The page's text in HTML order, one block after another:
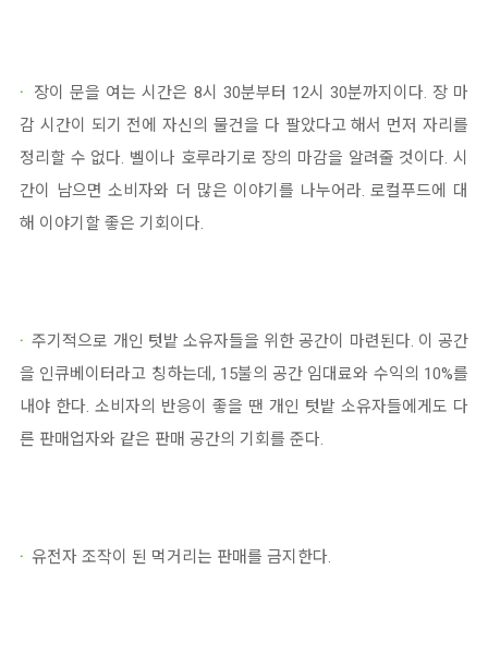
· 장이 문을 여는 시간은 8시 30분부터 12시 30분까지이다. 장 마
감 시간이 되기 전에 자신의 물건을 다 팔았다고 해서 먼저 자리를
정리할 수 없다. 벨이나 호루라기로 장의 마감을 알려줄 것이다. 시
간이 남으면 소비자와 더 많은 이야기를 나누어라. 로컬푸드에 대
해 이야기할 좋은 기회이다.
· 주기적으로 개인 텃밭 소유자들을 위한 공간이 마련된다. 이 공간
을 인큐베이터라고 칭하는데, 15불의 공간 임대료와 수익의 10%를
내야 한다. 소비자의 반응이 좋을 땐 개인 텃밭 소유자들에게도 다
른 판매업자와 같은 판매 공간의 기회를 준다.
· 유전자 조작이 된 먹거리는 판매를 금지한다.